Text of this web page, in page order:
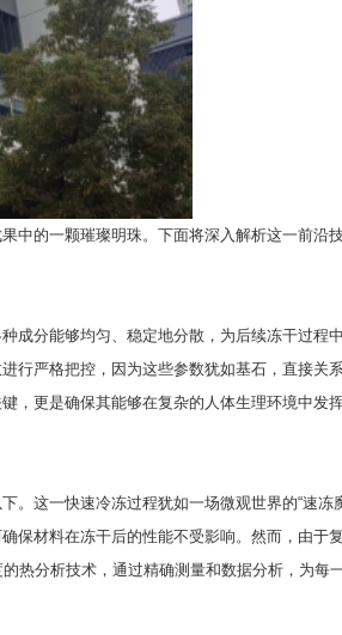
中的一颗璀璨明珠。下面将深入解析这一前沿
成分能够均匀、稳定地分散，为后续冻干过程
行严格把控，因为这些参数犹如基石，直接关
更是确保其能够在复杂的人体生理环境中发
这一快速冷冻过程犹如一场微观世界的“速冻
保材料在冻干后的性能不受影响。然而，由于
热分析技术，通过精确测量和数据分析，为每